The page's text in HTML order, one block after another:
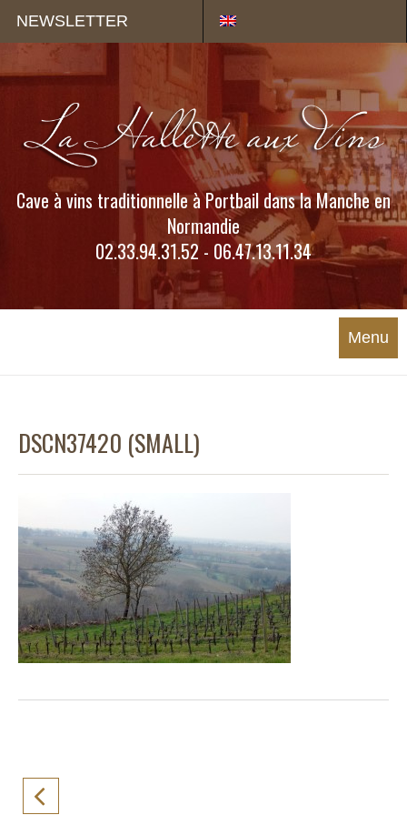
NEWSLETTER
Cave à vins traditionnelle à Portbail dans la Manche en
Normandie
02.33.94.31.52 - 06.47.13.11.34
Menu
DSCN37420 (SMALL)
Panneau de gestion des cookies